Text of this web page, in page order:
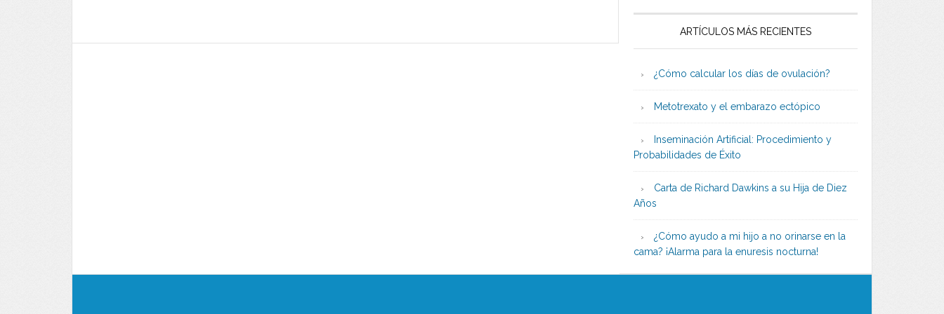
ARTÍCULOS MÁS RECIENTES
¿Cómo calcular los días de ovulación?
Metotrexato y el embarazo ectópico
Inseminación Artificial: Procedimiento y
Probabilidades de Éxito
Carta de Richard Dawkins a su Hija de Diez
Años
¿Cómo ayudo a mi hijo a no orinarse en la
cama? ¡Alarma para la enuresis nocturna!